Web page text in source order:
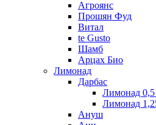
Агроянс
Прошян Фуд
Витал
te Gusto
Шамб
Арцах Био
Лимонад
Дарбас
Лимонад 0,5
Лимонад
Ануш